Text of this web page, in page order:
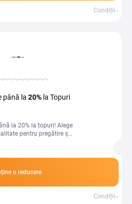
Condiții
până la 20% la Topuri
la 20% la topuri! Alege
pentru pregătire și
o reducere
Condiții